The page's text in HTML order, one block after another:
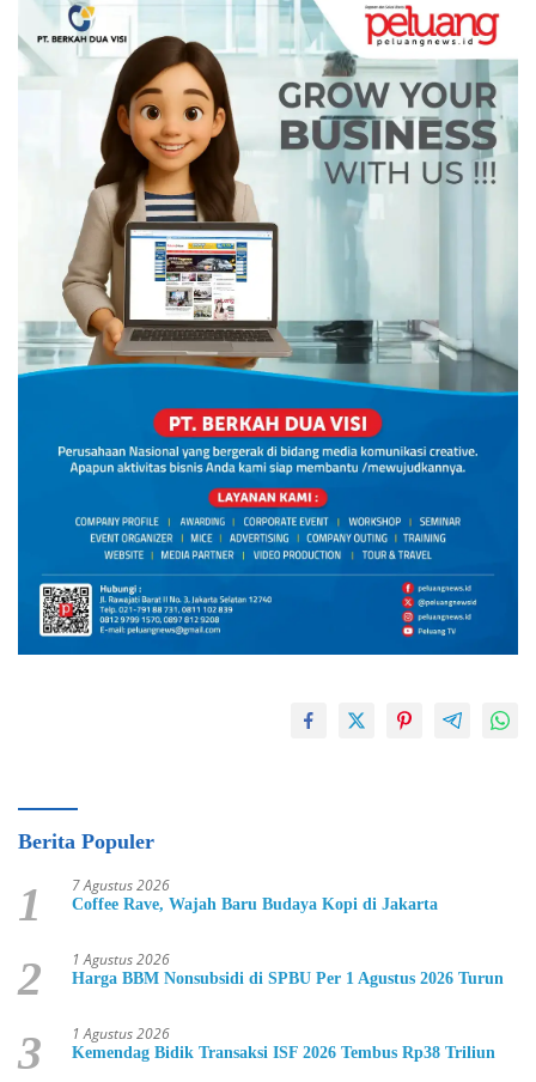
Berita Populer
1 7 Agustus 2026
Coffee Rave, Wajah Baru Budaya Kopi di Jakarta
2 1 Agustus 2026
Harga BBM Nonsubsidi di SPBU Per 1 Agustus 2026 Turun
3 1 Agustus 2026
Kemendag Bidik Transaksi ISF 2026 Tembus Rp38 Triliun